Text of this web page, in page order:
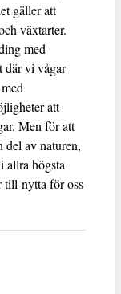
gäller att
växtarter.
med
där vi vågar
att
Men för att
del av naturen,
allra högsta
till nytta för oss